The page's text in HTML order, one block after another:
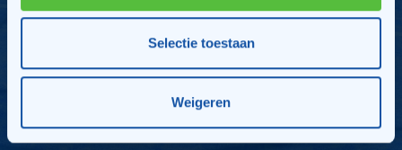
Selectie toestaan
Weigeren
Bekijk